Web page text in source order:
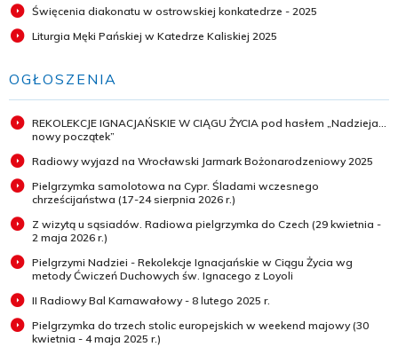
Święcenia diakonatu w ostrowskiej konkatedrze - 2025
Liturgia Męki Pańskiej w Katedrze Kaliskiej 2025
OGŁOSZENIA
REKOLEKCJE IGNACJAŃSKIE W CIĄGU ŻYCIA pod hasłem „Nadzieja...
nowy początek”
Radiowy wyjazd na Wrocławski Jarmark Bożonarodzeniowy 2025
Pielgrzymka samolotowa na Cypr. Śladami wczesnego
chrześcijaństwa (17-24 sierpnia 2026 r.)
Z wizytą u sąsiadów. Radiowa pielgrzymka do Czech (29 kwietnia -
2 maja 2026 r.)
Pielgrzymi Nadziei - Rekolekcje Ignacjańskie w Ciągu Życia wg
metody Ćwiczeń Duchowych św. Ignacego z Loyoli
II Radiowy Bal Karnawałowy - 8 lutego 2025 r.
Pielgrzymka do trzech stolic europejskich w weekend majowy (30
kwietnia - 4 maja 2025 r.)